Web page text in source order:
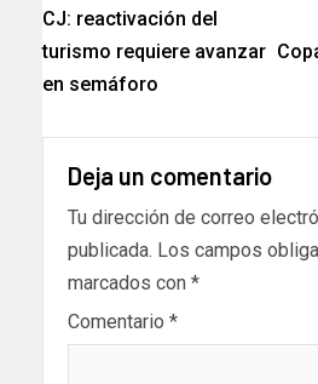
CJ: reactivación del
turismo requiere avanzar
en semáforo
Deja un comentario
Tu dirección de correo
publicada. Los campos
marcados con *
Comentario *